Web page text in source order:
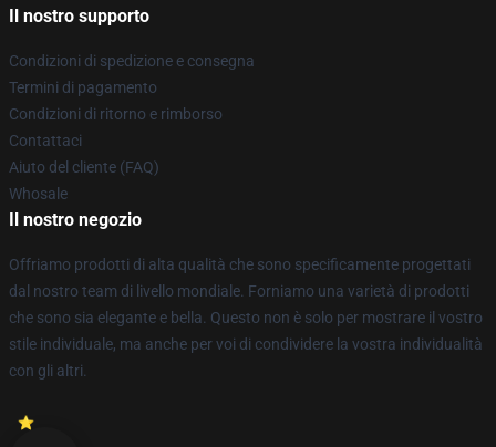
Il nostro supporto
Condizioni di spedizione e consegna
Termini di pagamento
Condizioni di ritorno e rimborso
Contattaci
Aiuto del cliente (FAQ)
Whosale
Il nostro negozio
Offriamo prodotti di alta qualità che sono specificamente progettati
dal nostro team di livello mondiale. Forniamo una varietà di prodotti
che sono sia elegante e bella. Questo non è solo per mostrare il vostro
stile individuale, ma anche per voi di condividere la vostra individualità
con gli altri.